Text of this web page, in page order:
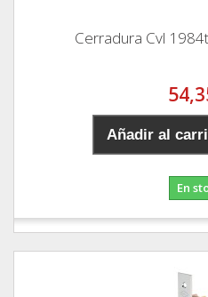
Cerradura Cvl
Añadir al
En